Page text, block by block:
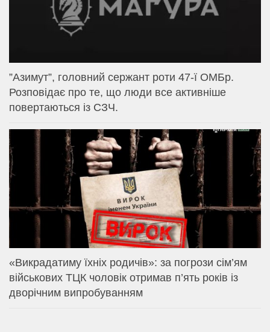
⁨”Азимут”, головний сержант роти 47-ї ОМБр.
Розповідає про те, що люди все активніше
повертаються із СЗЧ.
«Викрадатиму їхніх родичів»: за погрози сім’ям
військових ТЦК чоловік отримав п’ять років із
дворічним випробуванням